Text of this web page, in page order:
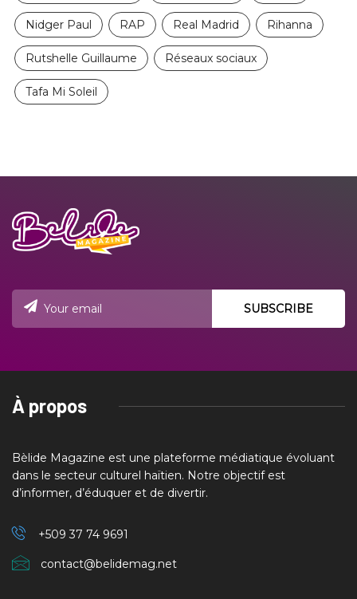
Nidger Paul RAP Real Madrid Rihanna
Rutshelle Guillaume Réseaux sociaux
Tafa Mi Soleil
À propos
Bèlide Magazine est une plateforme médiatique évoluant
dans le secteur culturel haïtien. Notre objectif est
d’informer, d’éduquer et de divertir.
+509 37 74 9691
contact@belidemag.net